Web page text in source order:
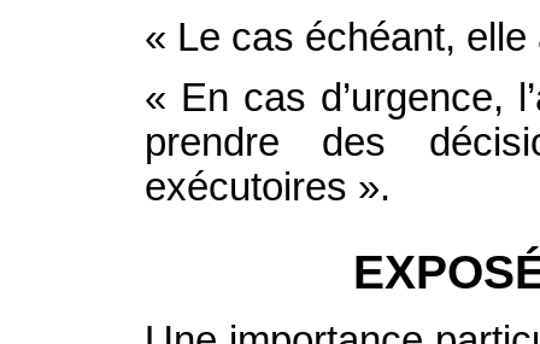
« Le cas échéant, elle
« En cas d’urgence,
prendre des
exécutoires ».